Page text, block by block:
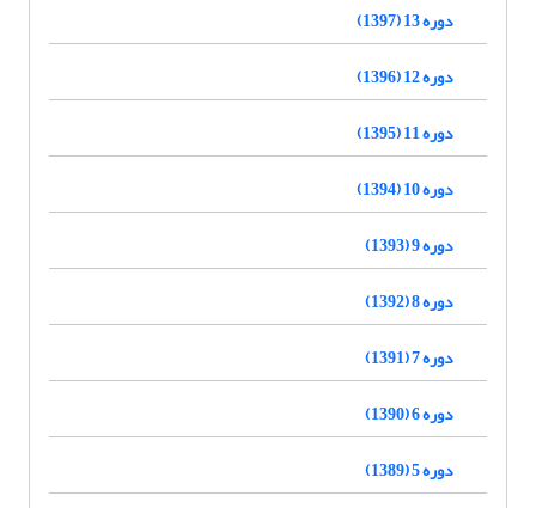
دوره 13 (1397)
دوره 12 (1396)
دوره 11 (1395)
دوره 10 (1394)
دوره 9 (1393)
دوره 8 (1392)
دوره 7 (1391)
دوره 6 (1390)
دوره 5 (1389)